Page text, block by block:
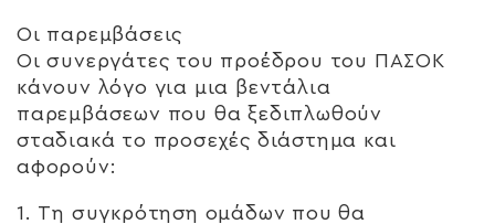
Οι παρεμβάσεις
Οι συνεργάτες του προέδρου του ΠΑΣΟΚ
κάνουν λόγο για μια βεντάλια
παρεμβάσεων που θα ξεδιπλωθούν
σταδιακά το προσεχές διάστημα και
αφορούν:
1. Τη συγκρότηση ομάδων που θα